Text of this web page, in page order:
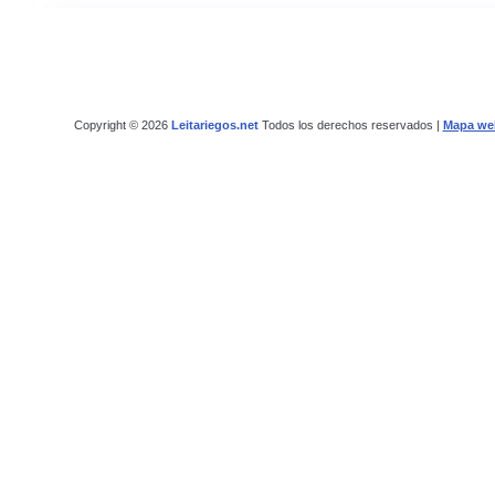
Copyright © 2026 Leitariegos.netTodos los derechos reservados | Mapa